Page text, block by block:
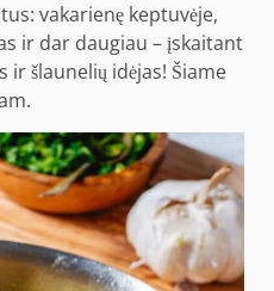
vakarienę keptuvėje,
ir dar daugiau – įskaitant
ir šlaunelių idėjas! Šiame